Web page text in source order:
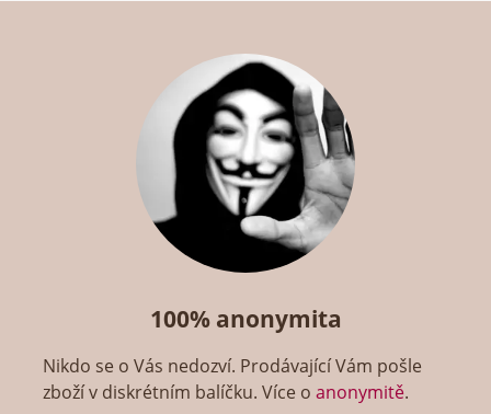
100% anonymita
Nikdo se o Vás nedozví. Prodávající Vám pošle
zboží v diskrétním balíčku. Více oanonymitě.